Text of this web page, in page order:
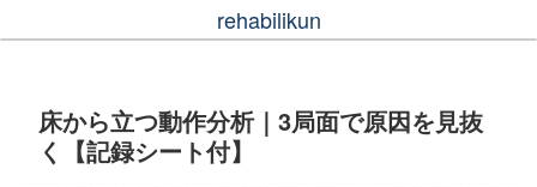
rehabilikun
床から立つ動作分析｜3局面で原因を見抜
く【記録シート付】